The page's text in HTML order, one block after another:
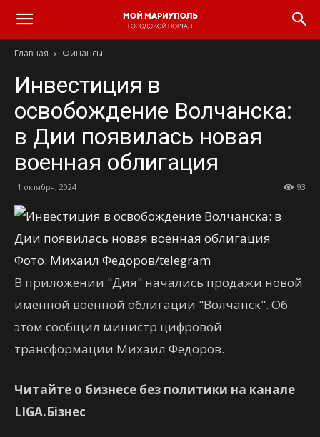
Главная Финансы
Инвестиция в
освобождение Волчанска:
в Дии появилась новая
военная облигация
1 октября, 2024 93
Фото: Михаил Федоров/telegram
В приложении "Дия" начались продажи новой
именной военной облигации "Волчанск". Об
этом сообщил министр цифровой
трансформации Михаил Федоров.
Читайте о бизнесе без политики на канале
LIGA.Бізнес